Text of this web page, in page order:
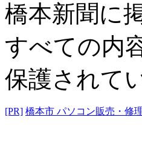
橋本新聞に
すべての内
保護されて
[PR] 橋本市 パソコン販売・修